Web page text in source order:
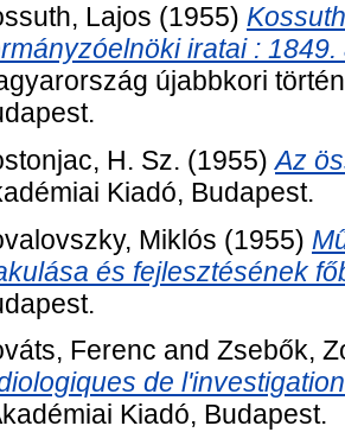
Lajos (1955)
iratai :
újabbkori
H. Sz. (1955)Az
Kiadó, Budapest.
Miklós (1955)
és fejlesztésének
Ferenc and Zsebők,
de
Kiadó, Budapest.